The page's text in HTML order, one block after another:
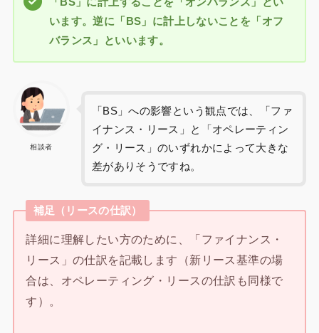
います。逆に「BS」に計上しないことを「オフ
バランス」といいます。
相談者
「BS」への影響という観点では、「ファ
イナンス・リース」と「オペレーティン
グ・リース」のいずれかによって大きな
差がありそうですね。
補足（リースの仕訳）
詳細に理解したい方のために、「ファイナンス・
リース」の仕訳を記載します（新リース基準の場
合は、オペレーティング・リースの仕訳も同様で
す）。